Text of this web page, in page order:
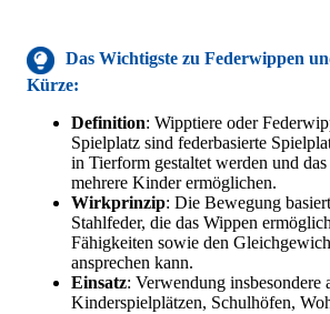
Das Wichtigste zu Federwippen
Kürze:
Definition: Wipptiere oder
Spielplatz sind federbasierte
in Tierform gestaltet werden und
mehrere Kinder ermöglichen.
Wirkprinzip: Die Bewegung
Stahlfeder, die das Wippen
Fähigkeiten sowie den
ansprechen kann.
Einsatz: Verwendung insbesondere
Kinderspielplätzen, Schulhöfen,